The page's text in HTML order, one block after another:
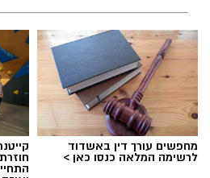
דודי תירם (צילום: מכבי יבנה)
מחפשים עורך דין באשדוד
לרשימה המלאה כנסו כאן >